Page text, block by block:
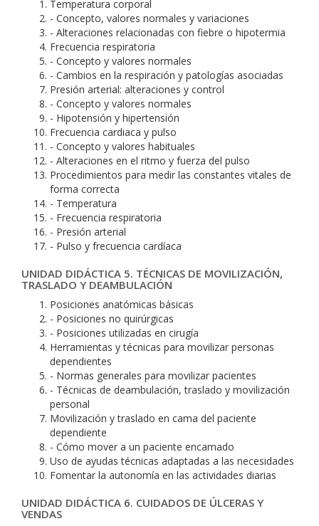
Temperatura corporal
- Concepto, valores normales y variaciones
- Alteraciones relacionadas con fiebre o hipotermia
Frecuencia respiratoria
- Concepto y valores normales
- Cambios en la respiración y patologías asociadas
Presión arterial: alteraciones y control
- Concepto y valores normales
- Hipotensión y hipertensión
Frecuencia cardiaca y pulso
- Concepto y valores habituales
- Alteraciones en el ritmo y fuerza del pulso
Procedimientos para medir las constantes vitales de
forma correcta
- Temperatura
- Frecuencia respiratoria
- Presión arterial
- Pulso y frecuencia cardíaca
UNIDAD DIDÁCTICA 5. TÉCNICAS DE MOVILIZACIÓN,
TRASLADO Y DEAMBULACIÓN
Posiciones anatómicas básicas
- Posiciones no quirúrgicas
- Posiciones utilizadas en cirugía
Herramientas y técnicas para movilizar personas
dependientes
- Normas generales para movilizar pacientes
- Técnicas de deambulación, traslado y movilización
personal
Movilización y traslado en cama del paciente
dependiente
- Cómo mover a un paciente encamado
Uso de ayudas técnicas adaptadas a las necesidades
Fomentar la autonomía en las actividades diarias
UNIDAD DIDÁCTICA 6. CUIDADOS DE ÚLCERAS Y
VENDAS